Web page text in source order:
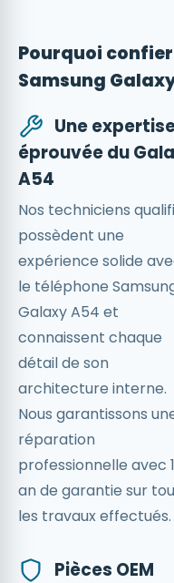
Pourquoi
Samsung
Une
éprouvée du
A54
Nos techniciens
possèdent une
expérience solide
le téléphone
Galaxy A54 et
connaissent chaque
détail de son
architecture interne.
Nous garantissons
réparation
professionnelle avec 1
an de garantie sur
les travaux effectués.
Pièces OEM